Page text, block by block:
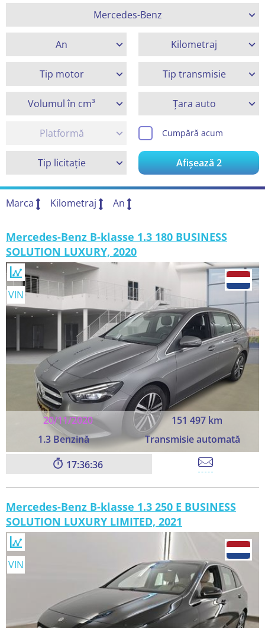
Mercedes-Benz
An Kilometraj
Tip motor Tip transmisie
Volumul în cm³ Țara auto
Platformă Cumpără acum
Tip licitație Afișează2
Marca Kilometraj An
Mercedes-Benz B-klasse 1.3 180 BUSINESS
SOLUTION LUXURY, 2020
20/11/2020
151 497 km
1.3 Benzină
Transmisie automată
VIN
17:36:36
Mercedes-Benz B-klasse 1.3 250 E BUSINESS
SOLUTION LUXURY LIMITED, 2021
VIN